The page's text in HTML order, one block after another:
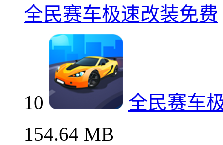
全民赛车极速改装免费
10
全民赛车
154.64 MB